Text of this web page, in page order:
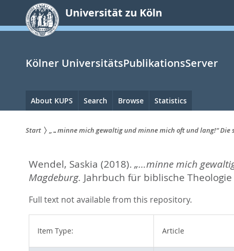
springen
Universität zu Köln
Kölner UniversitätsPublikationsServer
Hauptnavigation
About KUPS Search Browse Statistics
sind
hier:
Start „…minne mich gewaltig und minne mich oft und lang!“ Die
Wendel, Saskia (2018). „…minne mich
Magdeburg. Jahrbuch für biblische Theologie
Full text not available from this repository.
Item Type: Article